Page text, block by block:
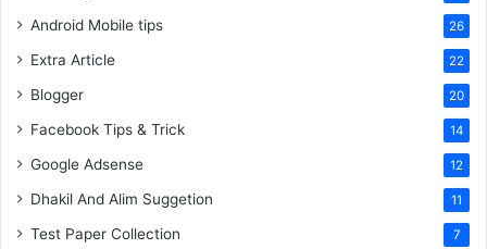
Android Mobile tips 26
Extra Article 22
Blogger 20
Facebook Tips & Trick 14
Google Adsense 12
Dhakil And Alim Suggetion 11
Test Paper Collection 7